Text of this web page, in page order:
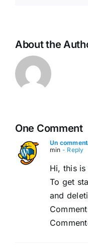
About the
One Comment
Un
min - Reply
Hi, this
To get
and